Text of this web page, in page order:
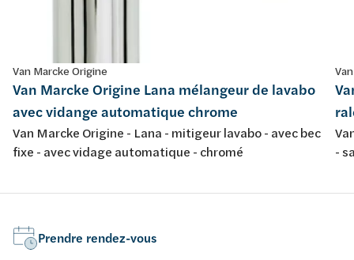
Van Marcke Origine
Van Marcke Origine Lana mélangeur de lavabo
avec vidange automatique chrome
Van Marcke Origine - Lana - mitigeur lavabo - avec bec
fixe - avec vidage automatique - chromé
-
Prendre rendez-vous